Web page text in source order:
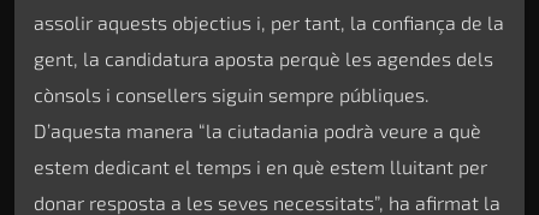
assolir aquests objectius i, per tant, la confiança de la
gent, la candidatura aposta perquè les agendes dels
cònsols i consellers siguin sempre públiques.
D’aquesta manera “la ciutadania podrà veure a què
estem dedicant el temps i en què estem lluitant per
donar resposta a les seves necessitats”, ha afirmat la